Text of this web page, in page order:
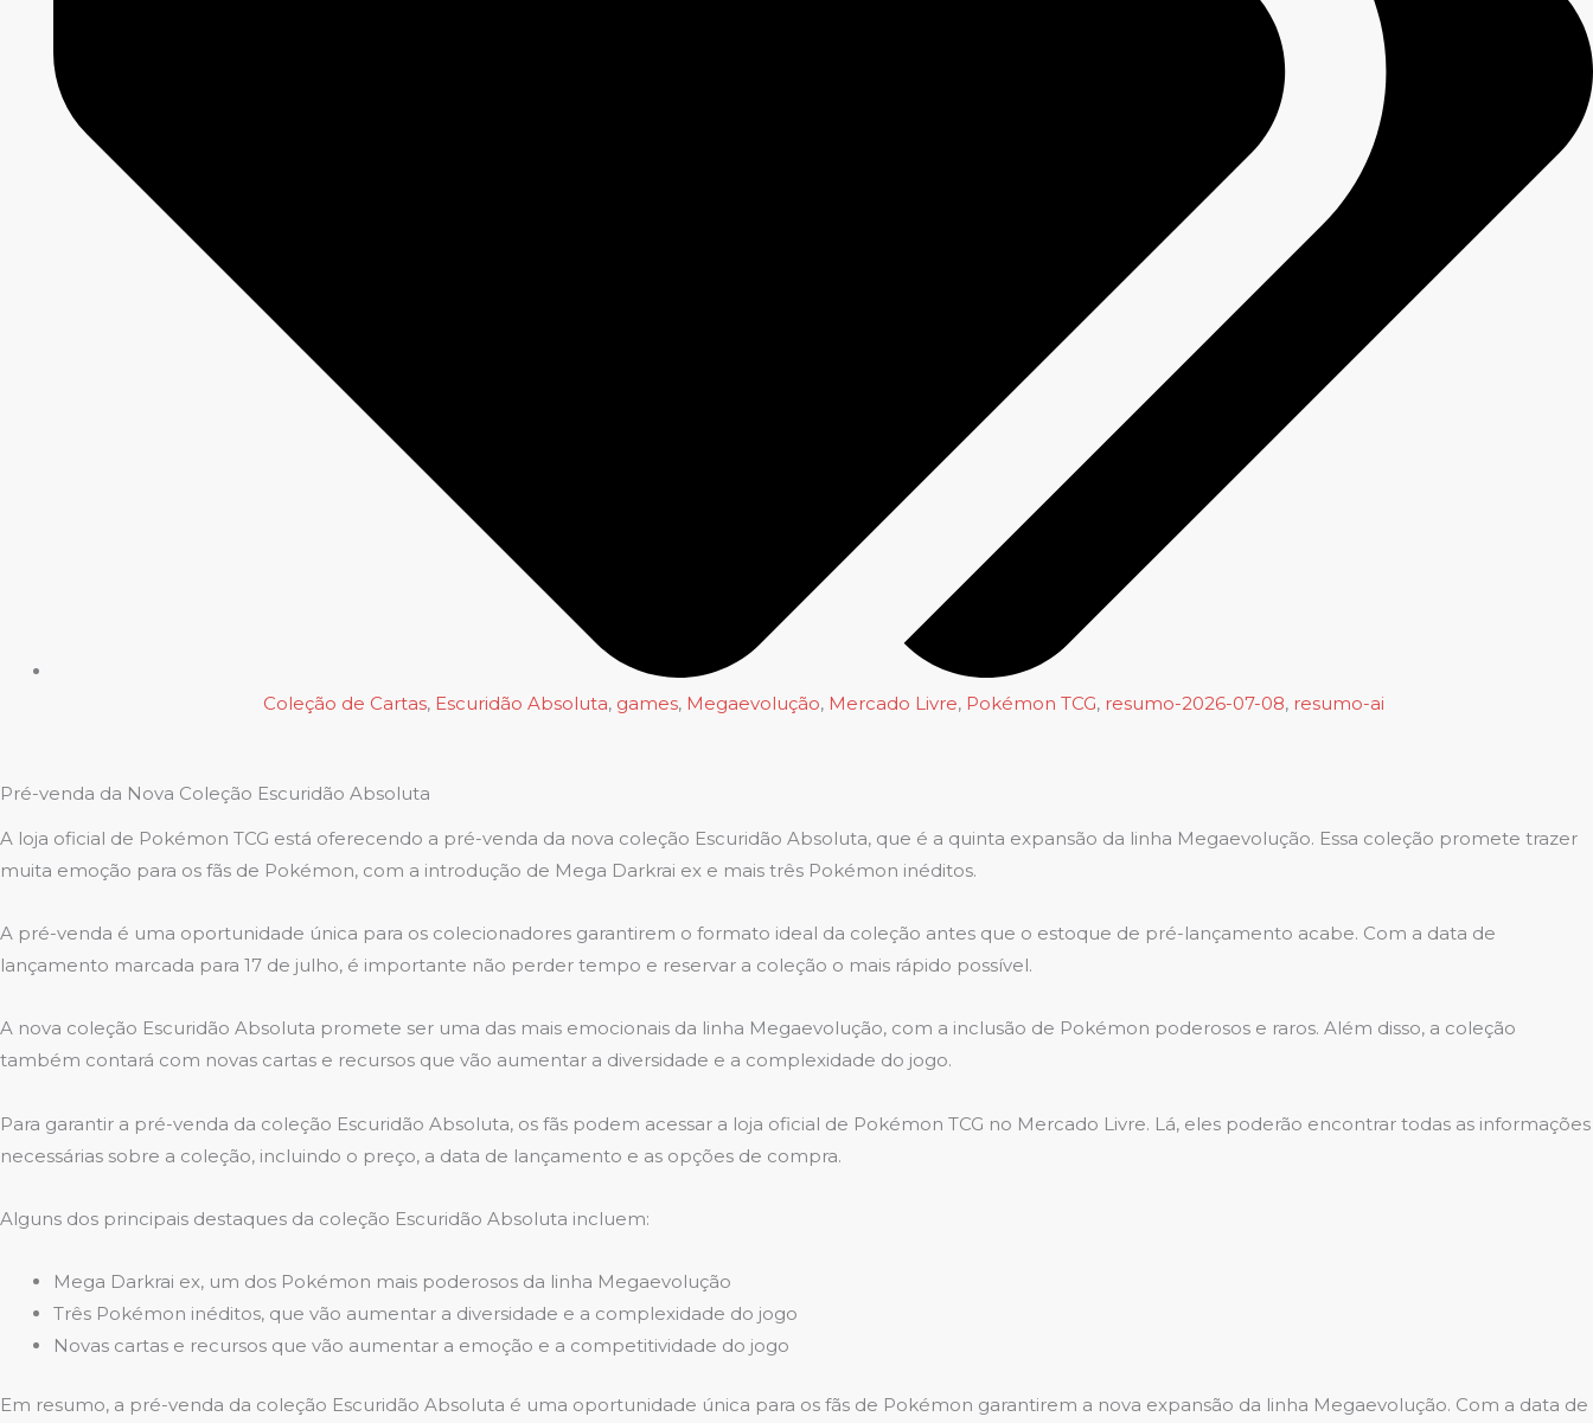
Coleção de Cartas, Escuridão Absoluta, games, Megaevolução, Mercado Livre, Pokémon TCG, resumo-2026-07-08, resumo-ai
Pré-venda da Nova Coleção Escuridão Absoluta
A loja oficial de Pokémon TCG está oferecendo a pré-venda da nova coleção Escuridão Absoluta, que é a quinta expansão da linha Megaevolução. Essa coleção promete trazer
muita emoção para os fãs de Pokémon, com a introdução de Mega Darkrai ex e mais três Pokémon inéditos.
A pré-venda é uma oportunidade única para os colecionadores garantirem o formato ideal da coleção antes que o estoque de pré-lançamento acabe. Com a data de
lançamento marcada para 17 de julho, é importante não perder tempo e reservar a coleção o mais rápido possível.
A nova coleção Escuridão Absoluta promete ser uma das mais emocionais da linha Megaevolução, com a inclusão de Pokémon poderosos e raros. Além disso, a coleção
também contará com novas cartas e recursos que vão aumentar a diversidade e a complexidade do jogo.
Para garantir a pré-venda da coleção Escuridão Absoluta, os fãs podem acessar a loja oficial de Pokémon TCG no Mercado Livre. Lá, eles poderão encontrar todas as informações
necessárias sobre a coleção, incluindo o preço, a data de lançamento e as opções de compra.
Alguns dos principais destaques da coleção Escuridão Absoluta incluem:
Mega Darkrai ex, um dos Pokémon mais poderosos da linha Megaevolução
Três Pokémon inéditos, que vão aumentar a diversidade e a complexidade do jogo
Novas cartas e recursos que vão aumentar a emoção e a competitividade do jogo
Em resumo, a pré-venda da coleção Escuridão Absoluta é uma oportunidade única para os fãs de Pokémon garantirem a nova expansão da linha Megaevolução. Com a data de